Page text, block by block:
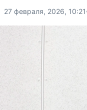
27 февраля, 2026, 10:21